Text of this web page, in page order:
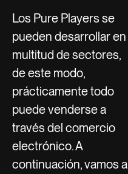
Los Pure Players se
pueden desarrollar en
multitud de sectores,
de este modo,
prácticamente todo
puede venderse a
través del comercio
electrónico. A
continuación, vamos a